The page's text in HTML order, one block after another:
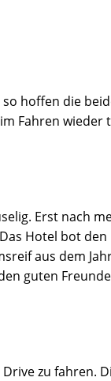
hoffen die
Fahren wieder
Erst nach
Hotel bot den
aus dem
guten
zu fahren.